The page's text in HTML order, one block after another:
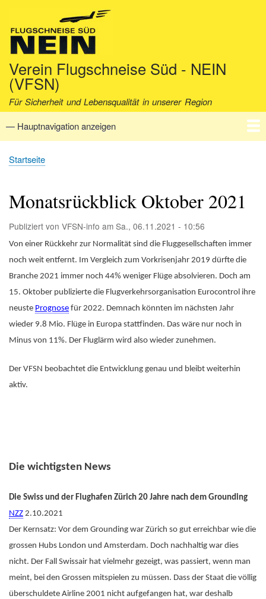
Verein Flugschneise Süd - NEIN
(VFSN)
Für Sicherheit und Lebensqualität in unserer Region
Hauptnavigation
— Hauptnavigation anzeigen
Startseite
Verein
Aktuell
Fakten
Archiv
Kontakt
Pfadnavigation
Startseite
Monatsrückblick Oktober 2021
Publiziert von VFSN-info am Sa., 06.11.2021 - 10:56
Von einer Rückkehr zur Normalität sind die Fluggesellschaften immer
noch weit entfernt. Im Vergleich zum Vorkrisenjahr 2019 dürfte die
Branche 2021 immer noch 44% weniger Flüge absolvieren. Doch am
15. Oktober publizierte die Flugverkehrsorganisation Eurocontrol ihre
neuste Prognose für 2022. Demnach könnten im nächsten Jahr
wieder 9.8 Mio. Flüge in Europa stattfinden. Das wäre nur noch in
Minus von 11%. Der Fluglärm wird also wieder zunehmen.
Der VFSN beobachtet die Entwicklung genau und bleibt weiterhin
aktiv.
Die wichtigsten News
Die Swiss und der Flughafen Zürich 20 Jahre nach dem Grounding
NZZ 2.10.2021
Der Kernsatz: Vor dem Grounding war Zürich so gut erreichbar wie die
grossen Hubs London und Amsterdam. Doch nachhaltig war dies
nicht. Der Fall Swissair hat vielmehr gezeigt, was passiert, wenn man
meint, bei den Grossen mitspielen zu müssen. Dass der Staat die völlig
überschuldete Airline 2001 nicht aufgefangen hat, war deshalb